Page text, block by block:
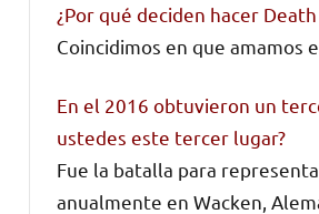
¿Por qué deciden hacer
Coincidimos en que amamos
En el 2016 obtuvieron un
ustedes este tercer lugar?
Fue la batalla para
anualmente en Wacken,